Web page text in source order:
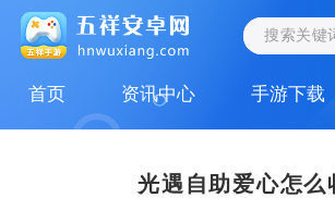
首页 资讯中心 手游下载
光遇自助爱心怎么